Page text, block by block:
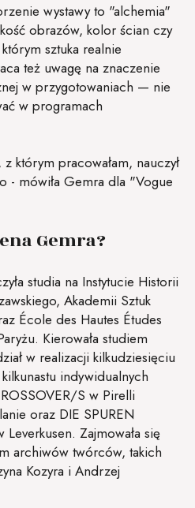
wystawy to "alchemia"
obrazów, kolor ścian czy
sztuka realnie
też uwagę na znaczenie
w przygotowaniach — nie
w programach
którym pracowałam, nauczył
- mówiła Gemra dla "Vogue
Gemra?
studia na Instytucie Historii
Akademii Sztuk
École des Hautes Études
Kierowała studiem
w realizacji kilkudziesięciu
indywidualnych
S w Pirelli
oraz DIE SPUREN
Zajmowała się
archiwów twórców, takich
Kozyra i Andrzej